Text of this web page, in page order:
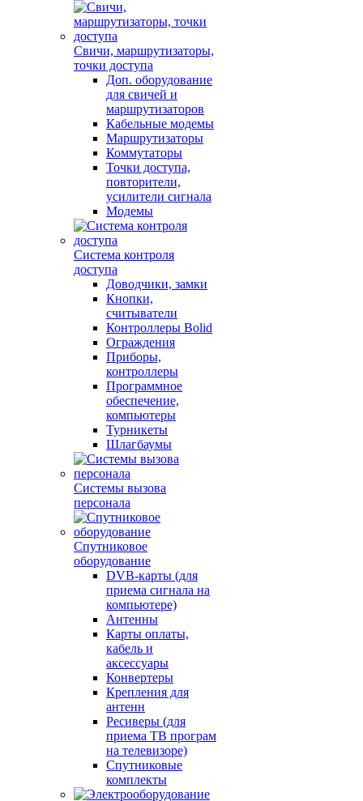
Свичи, маршрутизаторы,
точки доступа
Доп. оборудование
для свичей и
маршрутизаторов
Кабельные модемы
Маршрутизаторы
Коммутаторы
Точки доступа,
повторители,
усилители сигнала
Модемы
Система контроля
доступа
Доводчики, замки
Кнопки,
считыватели
Контроллеры Bolid
Ограждения
Приборы,
контроллеры
Программное
обеспечение,
компьютеры
Турникеты
Шлагбаумы
Системы вызова
персонала
Спутниковое
оборудование
DVB-карты (для
приема сигнала на
компьютере)
Антенны
Карты оплаты,
кабель и
аксессуары
Конвертеры
Крепления для
антенн
Ресиверы (для
приема ТВ програм
на телевизоре)
Спутниковые
комплекты